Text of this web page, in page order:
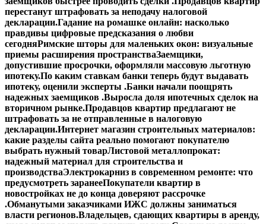
перестанут штрафовать за неподачу налоговой
декларации.Гадание на ромашке онлайн: насколько
правдивы цифровые предсказания о любви
сегодняРимские шторы для маленьких окон: визуальные
приемы расширения пространстваЗаемщики,
допустившие просрочки, оформляли массовую льготную
ипотеку.По каким ставкам банки теперь будут выдавать
ипотеку, оценили эксперты .Банки начали поощрять
надежных заемщиков .Выросла доля ипотечных сделок на
вторичном рынке.Продавцов квартир предлагают не
штрафовать за не отправленные в налоговую
декларации.Интернет магазин строительных материалов:
какие разделы сайта реально помогают покупателю
выбрать нужный товарЛистовой металлопрокат:
надежный материал для строительства и
производстваЭлектрокарниз в современном ремонте: что
предусмотреть заранееПокупатели квартир в
новостройках не до конца доверяют рассрочке
.Обманутыми заказчиками ИЖС должны заниматься
власти регионов.Владельцев, сдающих квартиры в аренду,